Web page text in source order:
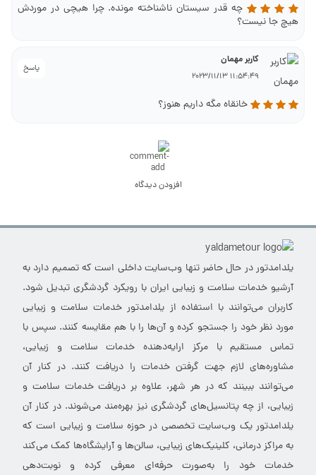
چه قدر سیستان ناشناخته مونده. چرا هیچی در موردش
هیچ جا نیست؟
پاسخ
کاربر مهمان
11:54:49 2023/11/13
خانقاه مگه داریم هنوز؟
افزودن دیدگاه
یلدامدتور در حال حاضر تنها وب‌سایت داخلی است که تصمیم دارد به
آرشیو خدمات سلامت و زیبایی ایران با رویکرد گردشگری تبدیل شود.
کاربران می‌توانند با استفاده از یلدامدتور خدمات سلامت و زیبایی
مورد نظر خود را جستجو کرده و آن‌ها را با هم مقایسه کنند. سپس با
تماس مستقیم با مرکز ارایه‌دهنده خدمات سلامت و زیبایی،
مشاوره‌های لازم جهت گرفتن خدمات را دریافت کنند. در کنار آن
می‌توانند ببینند که در هر شهر، علاوه بر دریافت خدمات سلامت و
زیبایی، از چه پتانسیل‌های گردشگری نیز بهره‌مند می‌شوند. در کنار آن
یلدامدتور یک وب‌سایت تخصصی در حوزه سلامت و زیبایی است که
به مراکز درمانی، کلینیک‌های زیبایی، سالن‌ها و آرایشگاه‌ها کمک می‌کند
خدمات خود را به‌صورت حرفه‌ای معرفی کرده و نوبت‌دهی